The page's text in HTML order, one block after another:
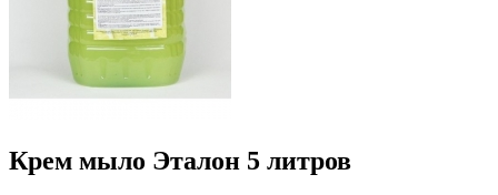
Крем мыло Эталон 5 литров